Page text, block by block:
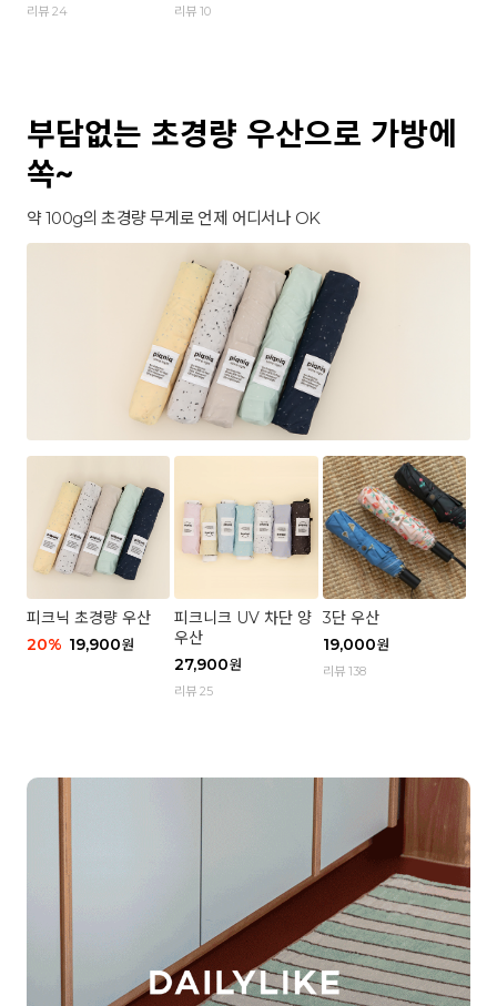
리뷰 24 리뷰 10
부담없는 초경량 우산으로 가방에
쏙~
약 100g의 초경량 무게로 언제 어디서나 OK
피크닉 초경량 우산
20% 19,900원
피크니크 UV 차단 양
우산
27,900원
리뷰 25
3단 우산
19,000원
리뷰 138